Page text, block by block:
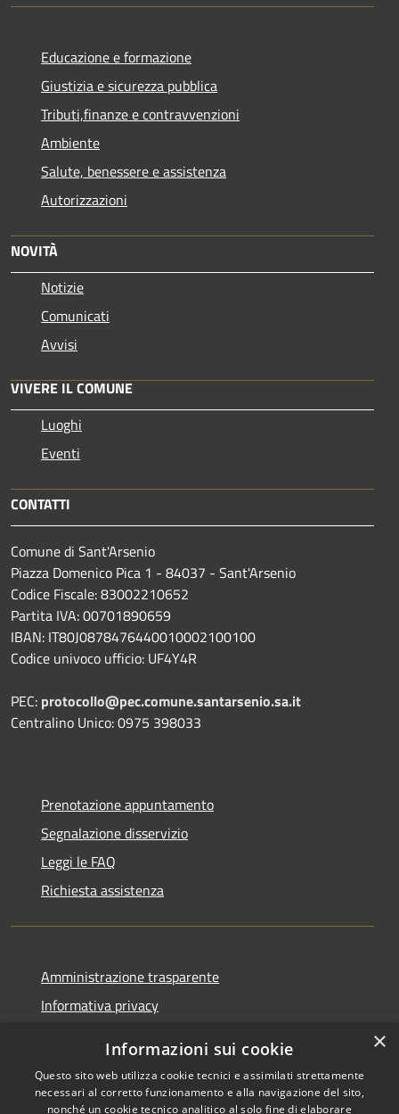
Educazione e formazione
Giustizia e sicurezza pubblica
Tributi,finanze e contravvenzioni
Ambiente
Salute, benessere e assistenza
Autorizzazioni
NOVITÀ
Notizie
Comunicati
Avvisi
VIVERE IL COMUNE
Luoghi
Eventi
CONTATTI
Comune di Sant'Arsenio
Piazza Domenico Pica 1 - 84037 - Sant'Arsenio
Codice Fiscale: 83002210652
Partita IVA: 00701890659
IBAN: IT80J0878476440010002100100
Codice univoco ufficio: UF4Y4R
PEC: protocollo@pec.comune.santarsenio.sa.it
Centralino Unico: 0975 398033
Prenotazione appuntamento
Segnalazione disservizio
Leggi le FAQ
Richiesta assistenza
Amministrazione trasparente
Informativa privacy
Dichiarazione di accessibilità
×
Informazioni sui cookie
Questo sito web utilizza cookie tecnici e assimilati strettamente
necessari al corretto funzionamento e alla navigazione del sito,
nonché un cookie tecnico analitico al solo fine di elaborare